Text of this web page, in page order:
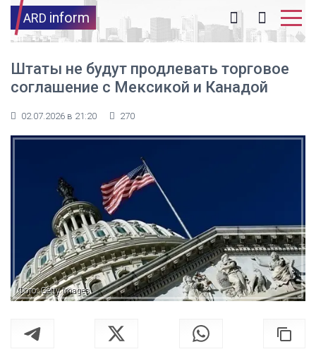
ARD inform
Штаты не будут продлевать торговое
соглашение с Мексикой и Канадой
02.07.2026 в 21:20 270
Фото: Getty Images